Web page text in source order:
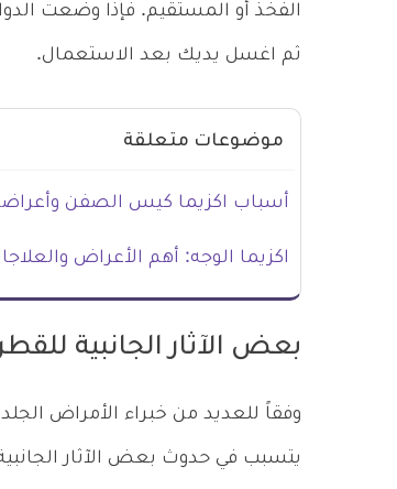
ثم اغسل يديك بعد الاستعمال.
موضوعات متعلقة
أسباب اكزيما كيس الصفن
اكزيما الوجه: أهم الأعراض
بعض الآثار الجانبية
وفقاً للعديد من خبراء الأمراض
يتسبب في حدوث بعض الآثار